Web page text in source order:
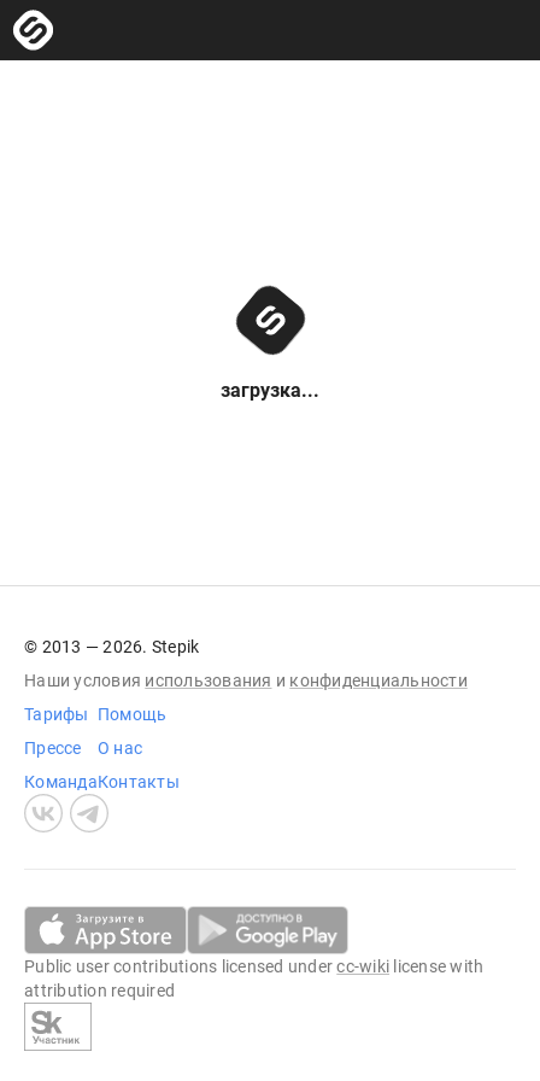
загрузка...
© 2013 — 2026. Stepik
Наши условия использования и конфиденциальности
Тарифы
Прессе
Команда
Помощь
О нас
Контакты
Public user contributions licensed undercc-wiki license with
attribution required